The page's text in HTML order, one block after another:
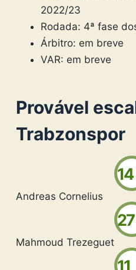
2022/23
Rodada: 4ª fase
Árbitro: em breve
VAR: em breve
Provável
Trabzonspor
14
Andreas Cornelius
27
Mahmoud Trezeguet
11